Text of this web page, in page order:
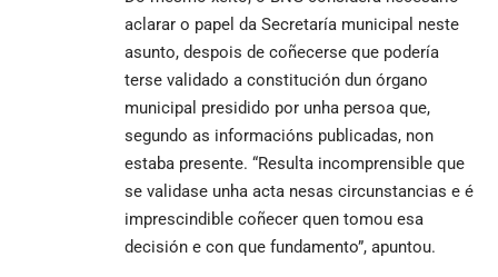
aclarar o papel da Secretaría municipal neste
asunto, despois de coñecerse que podería
terse validado a constitución dun órgano
municipal presidido por unha persoa que,
segundo as informacións publicadas, non
estaba presente. “Resulta incomprensible que
se validase unha acta nesas circunstancias e é
imprescindible coñecer quen tomou esa
decisión e con que fundamento”, apuntou.